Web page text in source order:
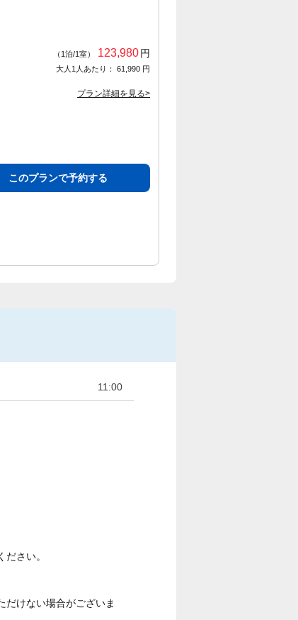
（1泊/1室） 123,980円
大人1人あたり： 61,990 円
プラン詳細を見る>
このプランで予約する
11:00
さい。
だけない場合がございま